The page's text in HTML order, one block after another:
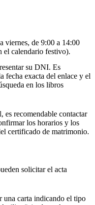
viernes, de 9:00 a 14:00
el calendario festivo).
su DNI. Es
fecha exacta del enlace y el
en los libros
es recomendable contactar
los horarios y los
certificado de matrimonio.
solicitar el acta
una carta indicando el tipo